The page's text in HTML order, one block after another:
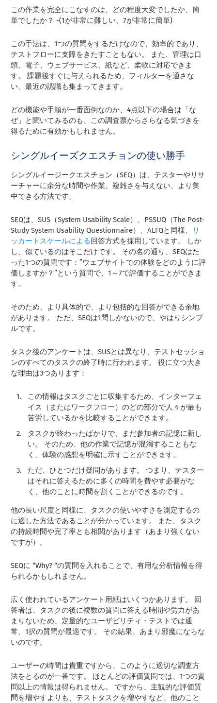
この作業を完全にこなすのは、どの程度大変でしたか、簡
単でしたか？ -(1が非常に難しい、7が非常に簡単)
この手法は、1つの質問をするだけなので、効率的であり、
テストフローに支障をきたすこともない。 また、管理は口
頭、電子、ウェブサービス、紙など、柔軟に対応できま
す。 課題後すぐに与えられるため、フィルターを通さな
い、最近の認識も集まってきます。
どの機能や手順が一番面倒なのか、4点以下の場合は「な
ぜ」と聞いてみるのも、この調査票からさらなる気づきを
得るために有効かもしれません。
シングルイーズクエスチョンの使い勝手
シングルイージークエスチョン（SEQ）は、テスターやリサ
ーチャーに余分な時間や作業、複雑さを与えない、より集
中できる方法です。
SEQは、SUS（System Usability Scale）、PSSUQ（The Post-
Study System Usability Questionnaire）、ALFQと同様、
リ
ッカートスケールによる 回答方式を採用しています。 しか
し、似ているのはそこだけです。 その名の通り、SEQはた
った1つの質問です：”ウェブサイトでの体験をどのように評
価しますか？”という質問で、1～7で評価することができま
す。
そのため、より具体的で、より包括的な回答ができる余地
があります。 ただ、SEQは1問しかないので、やはりシンプ
ルです。
タスク後のアンケートは、SUSとは異なり、テストセッショ
ンのすべてのタスクの終了時に行われます。 役に立つ大き
な理由は3つあります：
この情報はタスクごとに収集するため、インターフェ
イス（またはワークフロー）のどの部分で人々が最も
苦労しているかを比較することができます。
タスクが終わったばかりで、まだ参加者の記憶に新し
い。 そのため、他の作業で記憶が混濁することもな
く、体験の感想を明確に示すことができます。
ただ、ひとつだけ疑問があります。 つまり、テスター
はそれに答えるために多くの時間を費やす必要がな
く、他のことに時間を割くことができるのです。
他の長い尺度と同様に、タスクの使いやすさを測定するの
に適した方法であることが分かっています。 また、タスク
の持続時間や完了率とも相関があります（あまり強くない
ですが）。
SEQに “Why? “の質問を入れることで、有用な分析情報を得
られるかもしれません。
広く使われているアンケート用紙はいくつかあります。 回
答者は、タスクの後に複数の質問に答える時間や労力があ
まりないため、定量的なユーザビリティ・テストでは通
常、1択の質問が最適です。 その結果、あまり邪魔にならな
いのです。
ユーザーの時間は貴重ですから、このように適切な調査方
法をとるのが一番です。 ほとんどの評価質問では、1つの質
問以上の情報は得られません。 ですから、主観的な評価質
問を増やすよりも、テストタスクを増やすなど、他のこと